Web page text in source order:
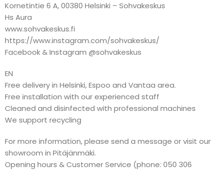
Kornetintie 6 A, 00380 Helsinki – Sohvakeskus
Hs Aura
www.sohvakeskus.fi
https://www.instagram.com/sohvakeskus/
Facebook & Instagram @sohvakeskus
EN
Free delivery in Helsinki, Espoo and Vantaa area.
Free installation with our experienced staff
Cleaned and disinfected with professional machines
We support recycling
For more information, please send a message or visit our
showroom in Pitäjänmäki.
Opening hours & Customer Service (phone: 050 306